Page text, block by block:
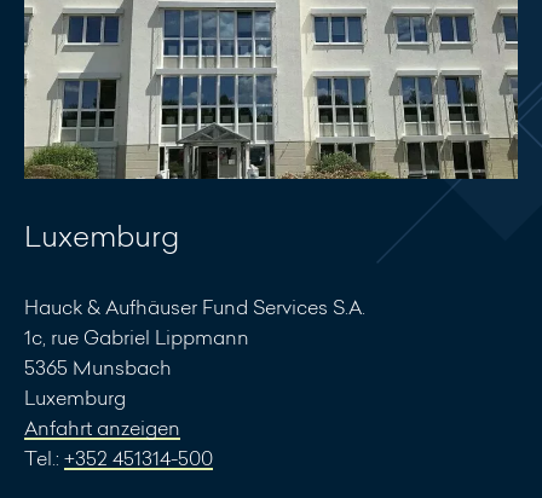
Luxemburg
Hauck & Aufhäuser Fund Services S.A.
1c, rue Gabriel Lippmann
5365 Munsbach
Luxemburg
Anfahrt anzeigen
Tel.: +352 451314-500